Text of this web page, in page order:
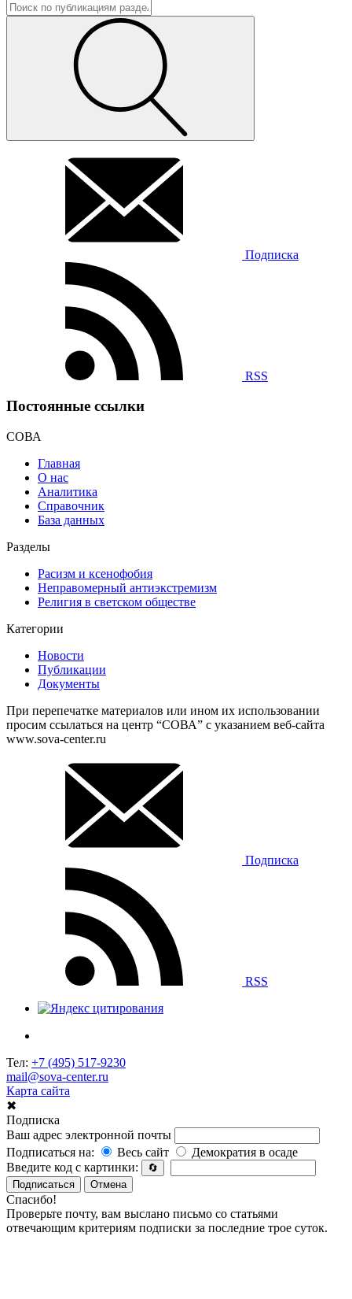
Подписка
RSS
Постоянные ссылки
СОВА
Главная
О нас
Аналитика
Справочник
База данных
Разделы
Расизм и ксенофобия
Неправомерный антиэкстремизм
Религия в светском обществе
Категории
Новости
Публикации
Документы
При перепечатке материалов или ином их использовании
просим ссылаться на центр “СОВА” с указанием веб-сайта
www.sova-center.ru
Подписка
RSS
Тел: +7 (495) 517-9230
mail@sova-center.ru
Карта сайта
✖
Подписка
Ваш адрес электронной почты
Подписаться на:
Весь сайт
Демократия в осаде
Введите код с картинки:
🔄
Подписаться
Отмена
Спасибо!
Проверьте почту, вам выслано письмо со статьями
отвечающим критериям подписки за последние трое суток.